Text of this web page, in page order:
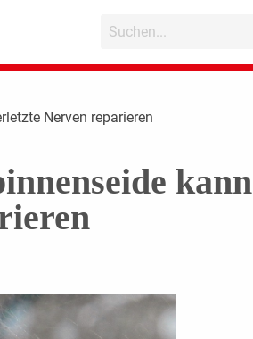
Nerven reparieren
kann